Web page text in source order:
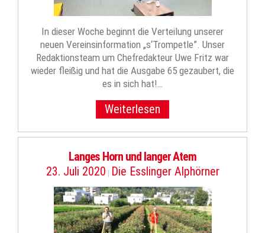
In dieser Woche beginnt die Verteilung unserer
neuen Vereinsinformation „s‘Trompetle”. Unser
Redaktionsteam um Chefredakteur Uwe Fritz war
wieder fleißig und hat die Ausgabe 65 gezaubert, die
es in sich hat!…
Weiterlesen
Langes Horn und langer Atem
23. Juli 2020 | Die Esslinger Alphörner